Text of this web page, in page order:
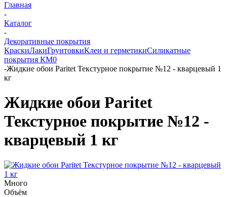
Главная
-
Каталог
-
Декоративные покрытия
КраскиЛакиГрунтовкиКлеи и герметикиСиликатные
покрытия КМ0
-Жидкие обои Paritet Текстурное покрытие №12 - кварцевый 1
кг
Жидкие обои Paritet
Текстурное покрытие №12 -
кварцевый 1 кг
Много
Объём